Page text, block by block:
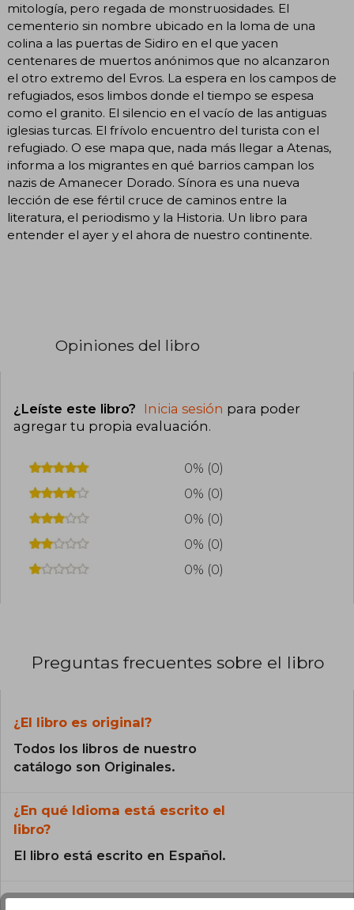
mitología, pero regada de monstruosidades. El
cementerio sin nombre ubicado en la loma de una
colina a las puertas de Sidiro en el que yacen
centenares de muertos anónimos que no alcanzaron
el otro extremo del Evros. La espera en los campos de
refugiados, esos limbos donde el tiempo se espesa
como el granito. El silencio en el vacío de las antiguas
iglesias turcas. El frívolo encuentro del turista con el
refugiado. O ese mapa que, nada más llegar a Atenas,
informa a los migrantes en qué barrios campan los
nazis de Amanecer Dorado. Sínora es una nueva
lección de ese fértil cruce de caminos entre la
literatura, el periodismo y la Historia. Un libro para
entender el ayer y el ahora de nuestro continente.
Opiniones del libro
¿Leíste este libro? Inicia sesión para poder
agregar tu propia evaluación.
0% (0)
0% (0)
0% (0)
0% (0)
0% (0)
Preguntas frecuentes sobre el libro
¿El libro es original?
Todos los libros de nuestro
catálogo son Originales.
¿En qué Idioma está escrito el
libro?
El libro está escrito en Español.